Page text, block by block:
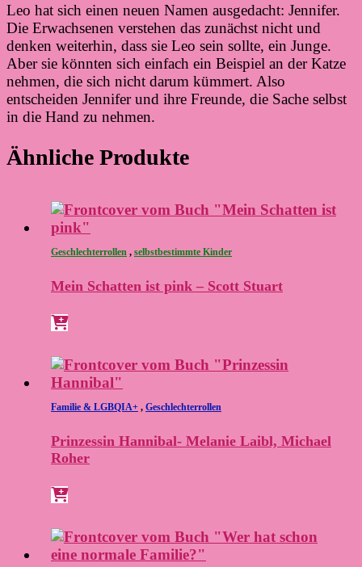
Leo hat sich einen neuen Namen ausgedacht: Jennifer.
Die Erwachsenen verstehen das zunächst nicht und
denken weiterhin, dass sie Leo sein sollte, ein Junge.
Aber sie könnten sich einfach ein Beispiel an der Katze
nehmen, die sich nicht darum kümmert. Also
entscheiden Jennifer und ihre Freunde, die Sache selbst
in die Hand zu nehmen.
Ähnliche Produkte
Geschlechterrollen , selbstbestimmte Kinder
Mein Schatten ist pink – Scott Stuart
Familie & LGBQIA+ , Geschlechterrollen
Prinzessin Hannibal- Melanie Laibl, Michael
Roher